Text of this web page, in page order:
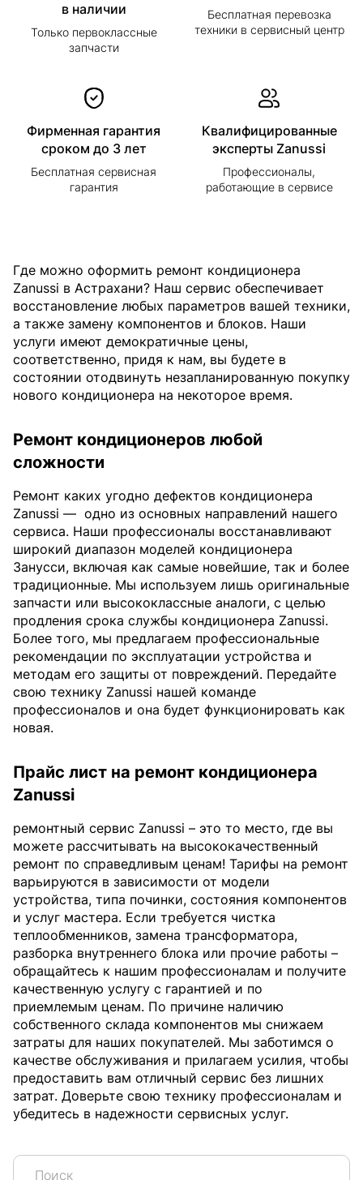
в наличии
Только первоклассные
запчасти
Бесплатная перевозка
техники в сервисный центр
Фирменная гарантия
сроком до 3 лет
Бесплатная сервисная
гарантия
Квалифицированные
эксперты Zanussi
Профессионалы,
работающие в сервисе
Где можно оформить ремонт кондиционера
Zanussi в Астрахани? Наш сервис обеспечивает
восстановление любых параметров вашей техники,
а также замену компонентов и блоков. Наши
услуги имеют демократичные цены,
соответственно, придя к нам, вы будете в
состоянии отодвинуть незапланированную покупку
нового кондиционера на некоторое время.
Ремонт кондиционеров любой
сложности
Ремонт каких угодно дефектов кондиционера
Zanussi — одно из основных направлений нашего
сервиса. Наши профессионалы восстанавливают
широкий диапазон моделей кондиционера
Занусси, включая как самые новейшие, так и более
традиционные. Мы используем лишь оригинальные
запчасти или высококлассные аналоги, с целью
продления срока службы кондиционера Zanussi.
Более того, мы предлагаем профессиональные
рекомендации по эксплуатации устройства и
методам его защиты от повреждений. Передайте
свою технику Zanussi нашей команде
профессионалов и она будет функционировать как
новая.
Прайс лист на ремонт кондиционера
Zanussi
ремонтный сервис Zanussi – это то место, где вы
можете рассчитывать на высококачественный
ремонт по справедливым ценам! Тарифы на ремонт
варьируются в зависимости от модели
устройства, типа починки, состояния компонентов
и услуг мастера. Если требуется чистка
теплообменников, замена трансформатора,
разборка внутреннего блока или прочие работы –
обращайтесь к нашим профессионалам и получите
качественную услугу с гарантией и по
приемлемым ценам. По причине наличию
собственного склада компонентов мы снижаем
затраты для наших покупателей. Мы заботимся о
качестве обслуживания и прилагаем усилия, чтобы
предоставить вам отличный сервис без лишних
затрат. Доверьте свою технику профессионалам и
убедитесь в надежности сервисных услуг.